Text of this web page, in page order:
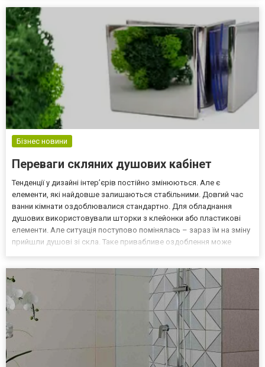
Бізнес новини
Переваги скляних душових кабінет
Тенденції у дизайні інтер’єрів постійно змінюються. Але є
елементи, які найдовше залишаються стабільними. Довгий час
ванни кімнати оздоблювалися стандартно. Для обладнання
душових використовували шторки з клейонки або пластикові
елементи. Але ситуація поступово помінялась – зараз їм на зміну
прийшли душові зі скла. Таке привабливе оздоблення може